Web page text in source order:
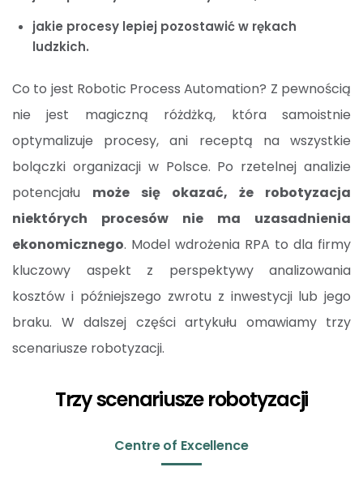
jakie procesy lepiej pozostawić w rękach
ludzkich.
Co to jest Robotic Process Automation? Z pewnością
nie jest magiczną różdżką, która samoistnie
optymalizuje procesy, ani receptą na wszystkie
bolączki organizacji w Polsce. Po rzetelnej analizie
potencjału może się okazać, że robotyzacja
niektórych procesów nie ma uzasadnienia
ekonomicznego. Model wdrożenia RPA to dla firmy
kluczowy aspekt z perspektywy analizowania
kosztów i późniejszego zwrotu z inwestycji lub jego
braku. W dalszej części artykułu omawiamy trzy
scenariusze robotyzacji.
Trzy scenariusze robotyzacji
Centre of Excellence